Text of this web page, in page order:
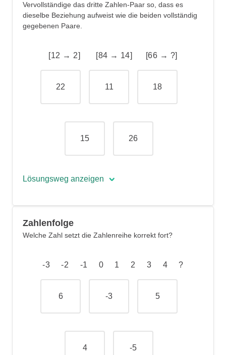
Vervollständige das dritte Zahlen-Paar so, dass es
dieselbe Beziehung aufweist wie die beiden vollständig
gegebenen Paare.
[12 → 2] [84 → 14] [66 → ?]
22 11 18
15 26
Lösungsweg anzeigen
Die Regel „Division durch 6“ wird
Zahlenfolge
Welche Zahl setzt die Zahlenreihe korrekt fort?
-3 -2 -1 0 1 2 3 4 ?
6 -3 5
4 -5